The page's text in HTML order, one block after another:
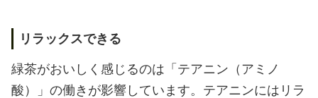
リラックスできる
緑茶がおいしく感じるのは「テアニン（アミノ
酸）」の働きが影響しています。テアニンにはリラ